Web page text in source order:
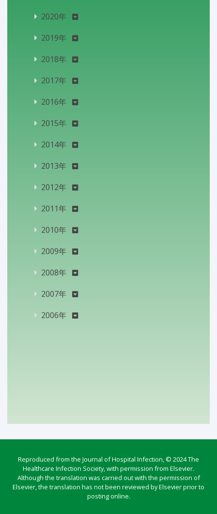
2020年
2019年
2018年
2017年
2016年
2015年
2014年
2013年
2012年
2011年
2010年
2009年
2008年
2007年
2006年
Reproduced from the Journal of Hospital Infection, © 2024 The
Healthcare Infection Society, with permission from Elsevier.
Although the translation was carried out with the permission of
Elsevier, the translation has not been reviewed by Elsevier prior to
posting online.